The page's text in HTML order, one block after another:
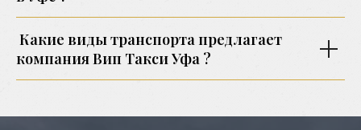
Какие виды транспорта предлагает
компания Вип Такси Уфа ?